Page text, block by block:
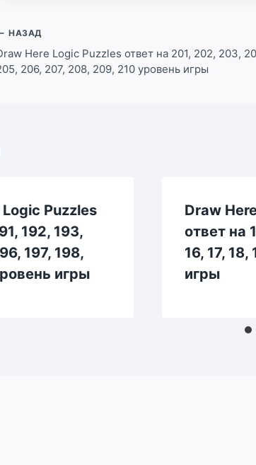
НАЗАД
Here Logic Puzzles ответ на 201, 202, 203,
206, 207, 208, 209, 210 уровень игры
Puzzles
192, 193,
197, 198,
игры
Draw
ответ на
16, 17,
игры